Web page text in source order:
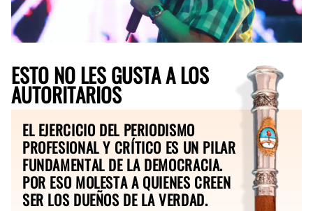
ESTO NO LES GUSTA A LOS
AUTORITARIOS
EL EJERCICIO DEL PERIODISMO
PROFESIONAL Y CRÍTICO ES UN PILAR
FUNDAMENTAL DE LA DEMOCRACIA.
POR ESO MOLESTA A QUIENES CREEN
SER LOS DUEÑOS DE LA VERDAD.